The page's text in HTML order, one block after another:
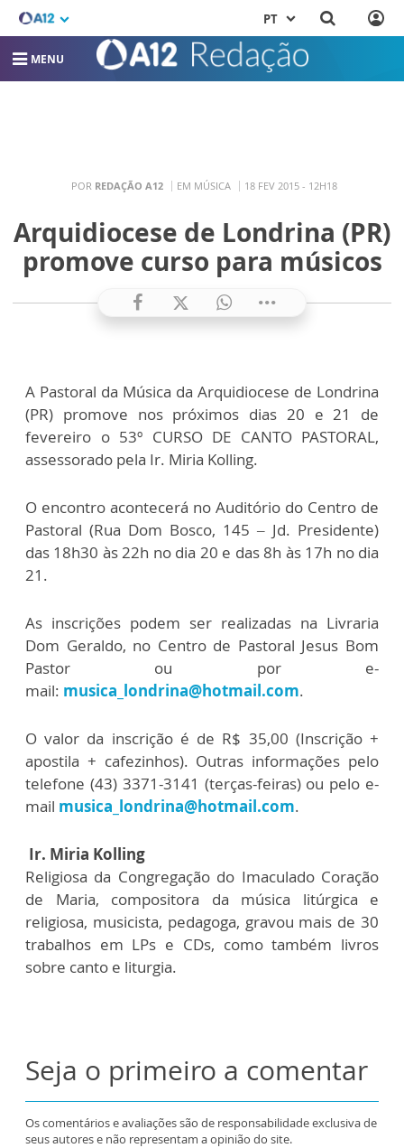
PT
MENU
POR REDAÇÃO A12 EM MÚSICA 18 FEV 2015 - 12H18
Arquidiocese de Londrina (PR)
promove curso para músicos
A Pastoral da Música da Arquidiocese de Londrina
(PR) promove nos próximos dias 20 e 21 de
fevereiro o 53º CURSO DE CANTO PASTORAL,
assessorado pela Ir. Miria Kolling.
O encontro acontecerá no Auditório do Centro de
Pastoral (Rua Dom Bosco, 145 – Jd. Presidente)
das 18h30 às 22h no dia 20 e das 8h às 17h no dia
21.
As inscrições podem ser realizadas na Livraria
Dom Geraldo, no Centro de Pastoral Jesus Bom
Pastor ou por e-
mail: musica_londrina@hotmail.com.
O valor da inscrição é de R$ 35,00 (Inscrição +
apostila + cafezinhos). Outras informações pelo
telefone (43) 3371-3141 (terças-feiras) ou pelo e-
mail musica_londrina@hotmail.com.
Ir. Miria Kolling
Religiosa da Congregação do Imaculado Coração
de Maria, compositora da música litúrgica e
religiosa, musicista, pedagoga, gravou mais de 30
trabalhos em LPs e CDs, como também livros
sobre canto e liturgia.
Seja o primeiro a comentar
Os comentários e avaliações são de responsabilidade exclusiva de
seus autores e não representam a opinião do site.